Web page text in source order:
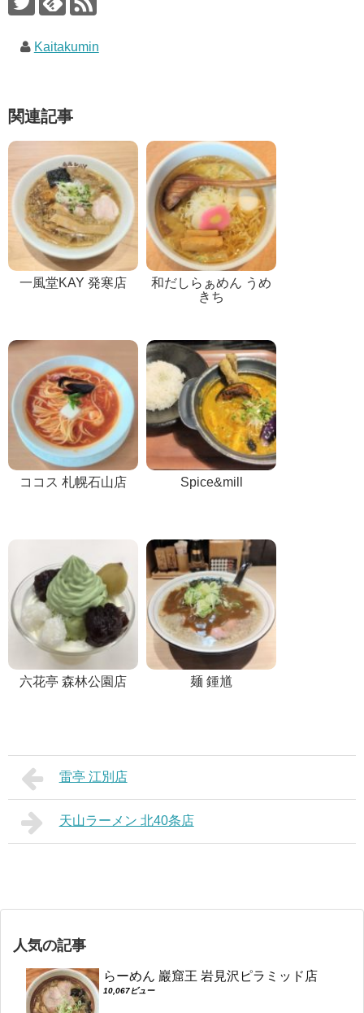
Kaitakumin
関連記事
一風堂KAY 発寒店
和だしらぁめん うめ
きち
ココス 札幌石山店 Spice&mill
六花亭 森林公園店 麺 鍾馗
雷亭 江別店
天山ラーメン 北40条店
人気の記事
らーめん 巖窟王 岩見沢ピラミッド店
10,067ビュー